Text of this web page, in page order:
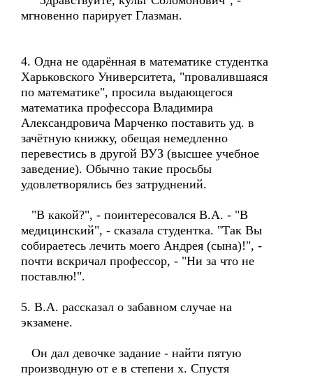
мгновенно парирует Глазман.
4. Одна не одарённая в математике студентка
Харьковского Университета, "провалившаяся
по математике", просила выдающегося
математика профессора Владимира
Александровича Марченко поставить уд. в
зачётную книжку, обещая немедленно
перевестись в другой ВУЗ (высшее учебное
заведение). Обычно такие просьбы
удовлетворялись без затруднений.
"В какой?", - поинтересовался В.А. - "В
медицинский", - сказала студентка. "Так Вы
собираетесь лечить моего Андрея (сына)!", -
почти вскричал профессор, - "Ни за что не
поставлю!".
5. В.А. рассказал о забавном случае на
экзамене.
Он дал девочке задание - найти пятую
производную от e в степени x. Спустя